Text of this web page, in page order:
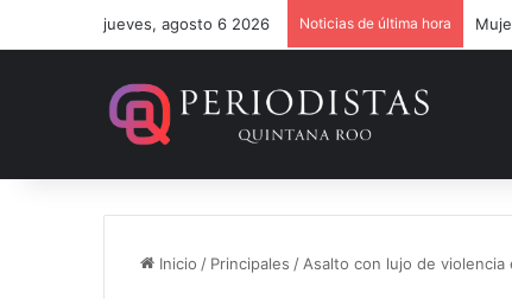
jueves, agosto 6 2026 Noticias de última hora
Inicio / Principales / Asalto con lujo de violencia